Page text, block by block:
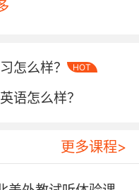
怎么样？ HOT
语怎么样？
更多课程>